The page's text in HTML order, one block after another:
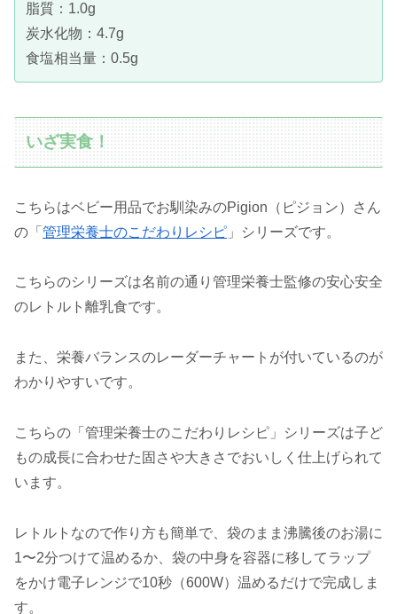
脂質：1.0g
炭水化物：4.7g
食塩相当量：0.5g
いざ実食！
こちらはベビー用品でお馴染みのPigion（ピジョン）さん
の「 管理栄養士のこだわりレシピ 」シリーズです。
こちらのシリーズは名前の通り管理栄養士監修の安心安全
のレトルト離乳食です。
また、栄養バランスのレーダーチャートが付いているのが
わかりやすいです。
こちらの「管理栄養士のこだわりレシピ」シリーズは子ど
もの成長に合わせた固さや大きさでおいしく仕上げられて
います。
レトルトなので作り方も簡単で、袋のまま沸騰後のお湯に
1〜2分つけて温めるか、袋の中身を容器に移してラップ
をかけ電子レンジで10秒（600W）温めるだけで完成しま
す。